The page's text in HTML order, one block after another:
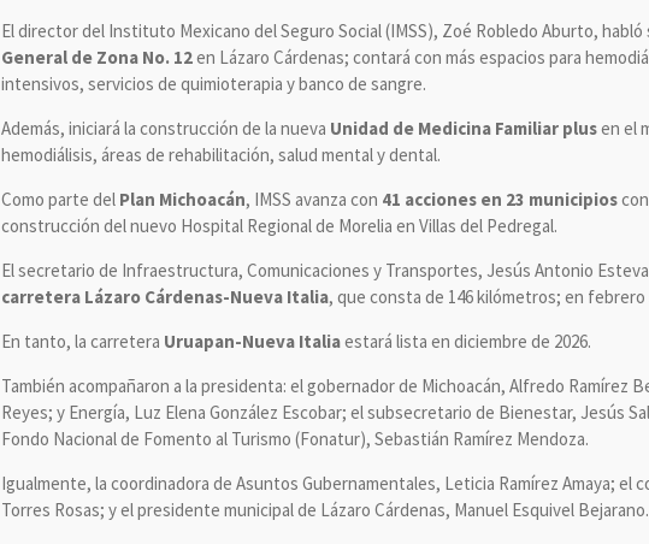
El director del Instituto Mexicano del Seguro Social (IMSS), Zoé Robledo Aburto,
General de Zona No. 12en Lázaro Cárdenas; contará con más espacios para
intensivos, servicios de quimioterapia y banco de sangre.
Además, iniciará la construcción de la nueva Unidad de Medicina Familiar plusen el
hemodiálisis, áreas de rehabilitación, salud mental y dental.
Como parte del Plan Michoacán, IMSS avanza con 41 acciones en 23 municipios
construcción del nuevo Hospital Regional de Morelia en Villas del Pedregal.
El secretario de Infraestructura, Comunicaciones y Transportes, Jesús Antonio
carretera Lázaro Cárdenas-Nueva Italia, que consta de 146 kilómetros; en
En tanto, la carretera Uruapan-Nueva Italiaestará lista en diciembre de 2026.
También acompañaron a la presidenta: el gobernador de Michoacán, Alfredo Ramírez
Reyes; y Energía, Luz Elena González Escobar; el subsecretario de Bienestar, Jesús
Fondo Nacional de Fomento al Turismo (Fonatur), Sebastián Ramírez Mendoza.
Igualmente, la coordinadora de Asuntos Gubernamentales, Leticia Ramírez Amaya; el
Torres Rosas; y el presidente municipal de Lázaro Cárdenas, Manuel Esquivel Bejarano.